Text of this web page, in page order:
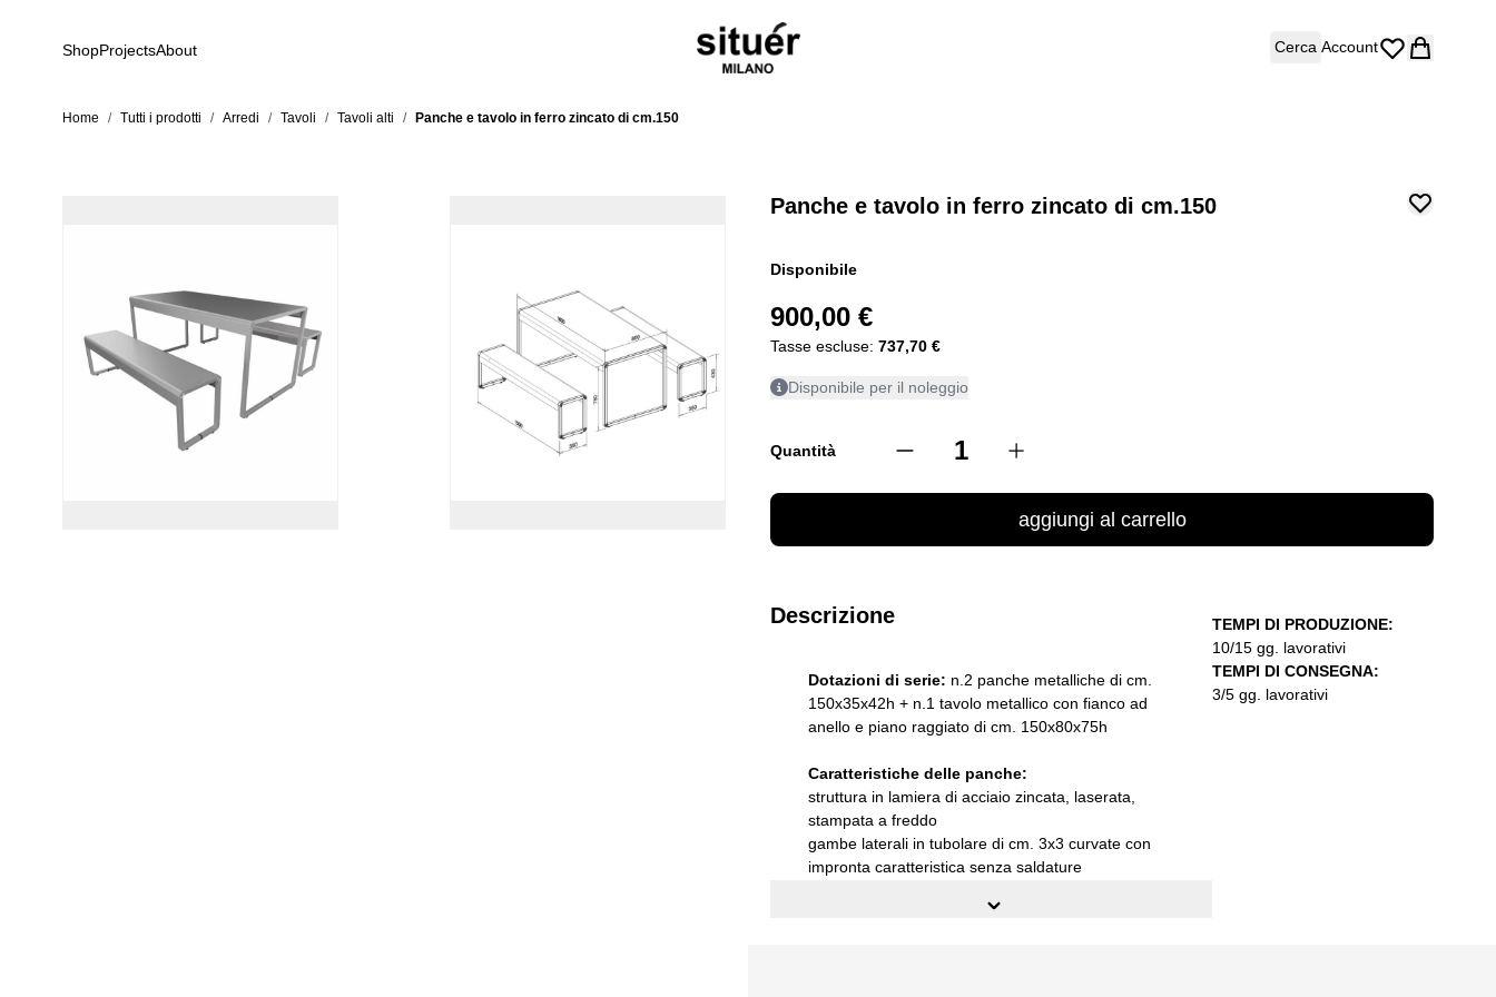
ShopProjectsAbout Cerca Account
Home / Tutti i prodotti / Arredi / Tavoli / Tavoli alti / Panche e tavolo in ferro zincato di cm.150
Panche e tavolo in ferro zincato di cm.150
Disponibile
900,00 €
Tasse escluse: 737,70 €
Disponibile per il noleggio
Quantità
aggiungi al carrello
Descrizione
Dotazioni di serie: n.2 panche metalliche di cm.
150x35x42h + n.1 tavolo metallico con fianco ad
anello e piano raggiato di cm. 150x80x75h
Caratteristiche delle panche:
struttura in lamiera di acciaio zincata, laserata,
stampata a freddo
gambe laterali in tubolare di cm. 3x3 curvate con
impronta caratteristica senza saldature
TEMPI DI PRODUZIONE:
10/15 gg. lavorativi
TEMPI DI CONSEGNA:
3/5 gg. lavorativi